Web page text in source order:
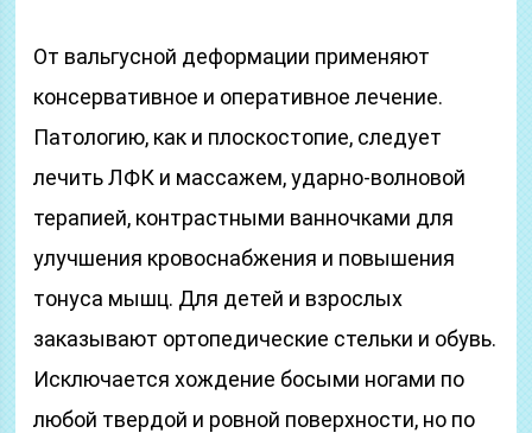
От вальгусной деформации применяют
консервативное и оперативное лечение.
Патологию, как и плоскостопие, следует
лечить ЛФК и массажем, ударно-волновой
терапией, контрастными ванночками для
улучшения кровоснабжения и повышения
тонуса мышц. Для детей и взрослых
заказывают ортопедические стельки и обувь.
Исключается хождение босыми ногами по
любой твердой и ровной поверхности, но по